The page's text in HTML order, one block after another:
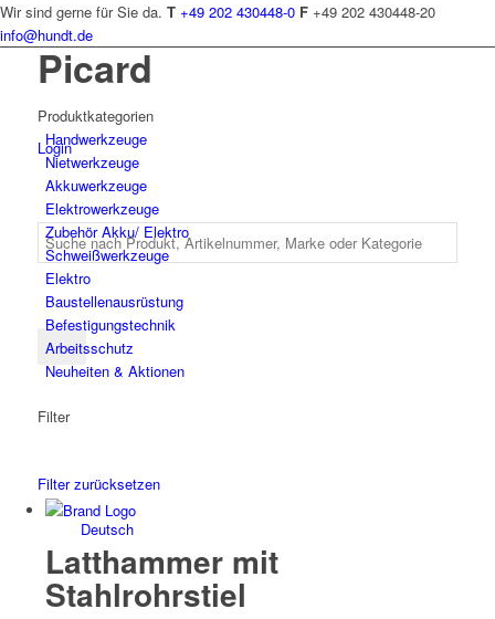
Login
Deutsch
Wir sind gerne für Sie da. T +49 202 430448-0 F +49 202 430448-20
info@hundt.de
Picard
Produktkategorien
Hand­werk­zeuge
Niet­werk­zeuge
Akkuwerkzeuge
Elektro­werk­zeuge
Zubehör Akku/ Elektro
Schweiß­werk­zeuge
Elektro
Bau­stellen­aus­rüstung
Befesti­gungs­technik
Arbeits­schutz
Neuheiten & Aktionen
Filter
Filter zurücksetzen
Latthammer mit
Stahlrohrstiel